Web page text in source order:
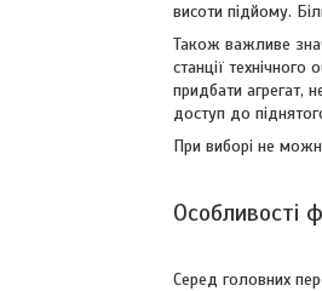
висоти підйому.
Також важливе
станції
придбати агрегат,
доступ до
При виборі не
Особливості
Серед головних